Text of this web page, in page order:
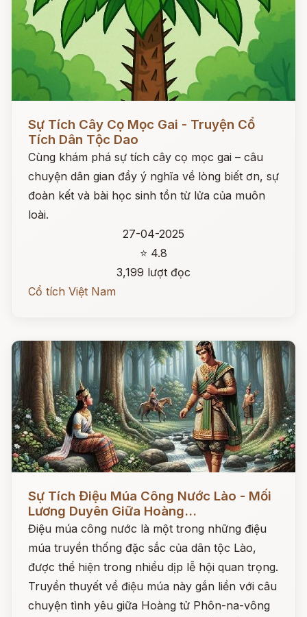
Sự Tích Cây Cọ Mọc Gai - Truyện Cổ
Tích Dân Tộc Dao
Cùng khám phá sự tích cây cọ mọc gai – câu
chuyện dân gian đầy ý nghĩa về lòng biết ơn, sự
đoàn kết và bài học sinh tồn từ lửa của muôn
loài.
27-04-2025
⭐ 4.8
3,199 lượt đọc
Cổ tích Việt Nam
Sự Tích Điệu Múa Công Nước Lào - Mối
Lương Duyên Giữa Hoàng...
Điệu múa công nước là một trong những điệu
múa truyền thống đặc sắc của dân tộc Lào,
được thể hiện trong nhiều dịp lễ hội quan trọng.
Truyền thuyết về điệu múa này gắn liền với câu
chuyện tình yêu giữa Hoàng tử Phôn-na-vông